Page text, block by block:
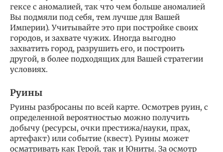
гексе с аномалией, так что чем больше аномалией
Вы подмяли под себя, тем лучше для Вашей
Империи). Учитывайте это при постройке своих
городов, и захвате чужих. Иногда выгодно
захватить город, разрушить его, и построить
другой, в более подходящих для Вашей стратегии
условиях.
Руины
Руины разбросаны по всей карте. Осмотрев руин, с
определенной вероятностью можно получить
добычу (ресурсы, очки престижа/науки, прах,
артефакт) или событие (квест). Руины может
осматривать как Герой, так и Юниты. За осмотр